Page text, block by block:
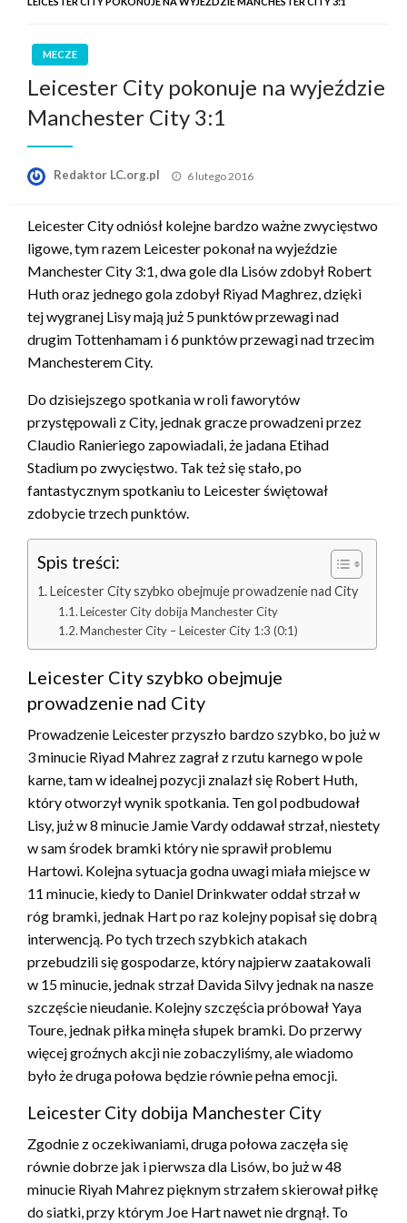
MECZE
Leicester City pokonuje na wyjeździe
Manchester City 3:1
Redaktor LC.org.pl
Opublikowane
6 lutego 2016
Leicester City odniósł kolejne bardzo ważne zwycięstwo
ligowe, tym razem Leicester pokonał na wyjeździe
Manchester City 3:1, dwa gole dla Lisów zdobył Robert
Huth oraz jednego gola zdobył Riyad Maghrez, dzięki
tej wygranej Lisy mają już 5 punktów przewagi nad
drugim Tottenhamam i 6 punktów przewagi nad trzecim
Manchesterem City.
Do dzisiejszego spotkania w roli faworytów
przystępowali z City, jednak gracze prowadzeni przez
Claudio Ranieriego zapowiadali, że jadana Etihad
Stadium po zwycięstwo. Tak też się stało, po
fantastycznym spotkaniu to Leicester świętował
zdobycie trzech punktów.
Spis treści:
Leicester City szybko obejmuje prowadzenie nad City
Leicester City dobija Manchester City
Manchester City – Leicester City 1:3 (0:1)
Leicester City szybko obejmuje
prowadzenie nad City
Prowadzenie Leicester przyszło bardzo szybko, bo już w
3 minucie Riyad Mahrez zagrał z rzutu karnego w pole
karne, tam w idealnej pozycji znalazł się Robert Huth,
który otworzył wynik spotkania. Ten gol podbudował
Lisy, już w 8 minucie Jamie Vardy oddawał strzał, niestety
w sam środek bramki który nie sprawił problemu
Hartowi. Kolejna sytuacja godna uwagi miała miejsce w
11 minucie, kiedy to Daniel Drinkwater oddał strzał w
róg bramki, jednak Hart po raz kolejny popisał się dobrą
interwencją. Po tych trzech szybkich atakach
przebudzili się gospodarze, który najpierw zaatakowali
w 15 minucie, jednak strzał Davida Silvy jednak na nasze
szczęście nieudanie. Kolejny szczęścia próbował Yaya
Toure, jednak piłka minęła słupek bramki. Do przerwy
więcej groźnych akcji nie zobaczyliśmy, ale wiadomo
było że druga połowa będzie równie pełna emocji.
Leicester City dobija Manchester City
Zgodnie z oczekiwaniami, druga połowa zaczęła się
równie dobrze jak i pierwsza dla Lisów, bo już w 48
minucie Riyah Mahrez pięknym strzałem skierował piłkę
do siatki, przy którym Joe Hart nawet nie drgnął. To